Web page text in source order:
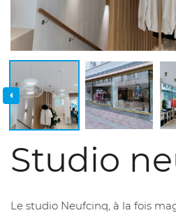
Studio
Le studio Neufcinq, à la fois